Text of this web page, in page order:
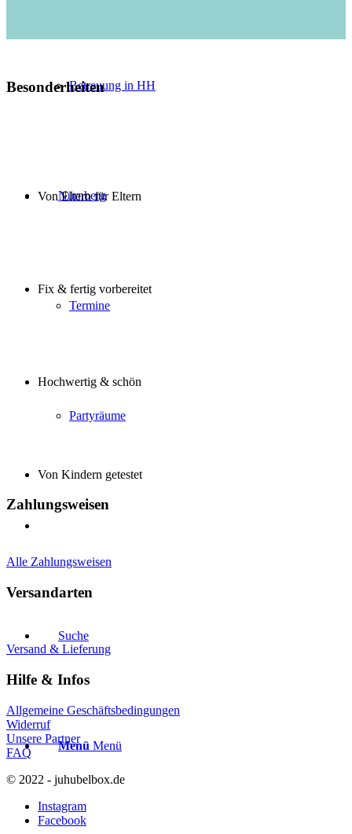
Betreuung in HH
Nürnberg
Termine
Partyräume
Suche
Menü Menü
Besonderheiten
Von Eltern für Eltern
Fix & fertig vorbereitet
Hochwertig & schön
Von Kindern getestet
Zahlungsweisen
Alle Zahlungsweisen
Versandarten
Versand & Lieferung
Hilfe & Infos
Allgemeine Geschäftsbedingungen
Widerruf
Unsere Partner
FAQ
© 2022 - juhubelbox.de
Instagram
Facebook